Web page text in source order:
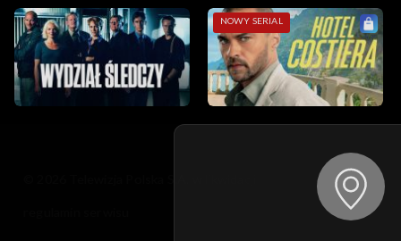
Sezon 8
Sezon 7
NOWY SERIAL